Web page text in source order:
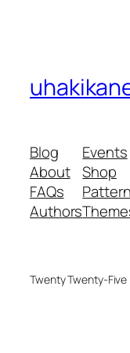
Blog
About
FAQs
Authors
Events
Shop
Twenty Twenty-Five